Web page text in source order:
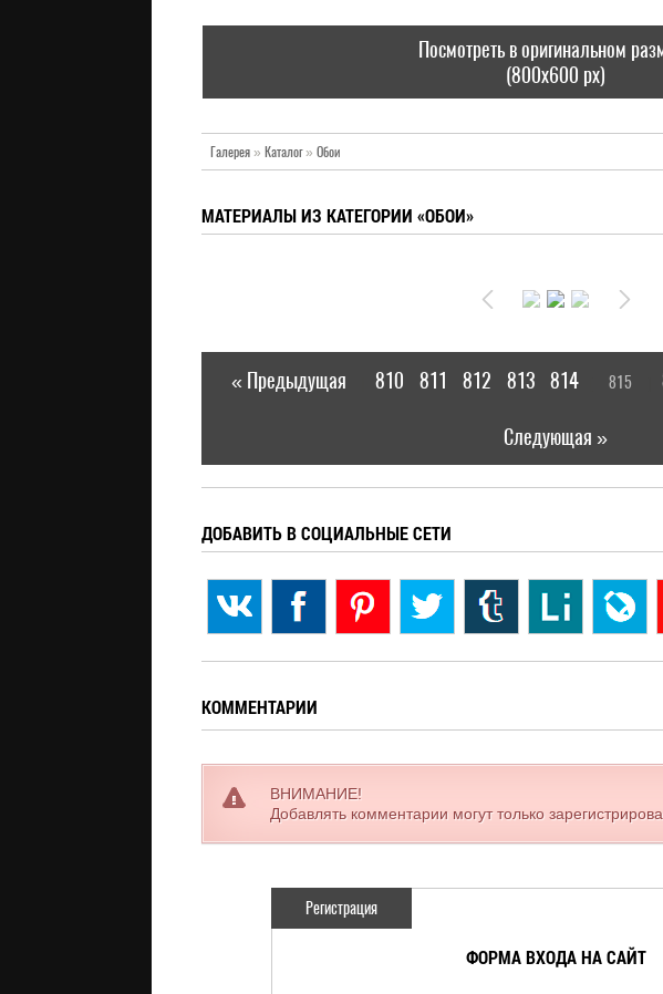
Посмотреть в оригинальном
(800x600 px)
Галерея» Каталог» Обои
МАТЕРИАЛЫ ИЗ КАТЕГОРИИ «ОБОИ»
« Предыдущая 810 811 812 813 814 815
Следующая »
ДОБАВИТЬ В СОЦИАЛЬНЫЕ СЕТИ
КОММЕНТАРИИ
ВНИМАНИЕ!
Добавлять комментарии могут только
Регистрация
ФОРМА ВХОДА НА САЙТ